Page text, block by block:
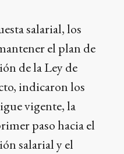
salarial, los
el plan de
de la Ley de
indicaron los
vigente, la
paso hacia el
salarial y el